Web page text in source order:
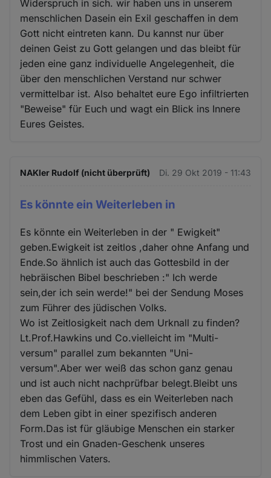
Widerspruch in sich. wir haben uns in unserem
menschlichen Dasein ein Exil geschaffen in dem
Gott nicht eintreten kann. Du kannst nur über
deinen Geist zu Gott gelangen und das bleibt für
jeden eine ganz individuelle Angelegenheit, die
über den menschlichen Verstand nur schwer
vermittelbar ist. Also behaltet eure Ego infiltrierten
"Beweise" für Euch und wagt ein Blick ins Innere
Eures Geistes.
NAKler Rudolf (nicht überprüft) Di. 29 Okt 2019 - 11:43
Es könnte ein Weiterleben in
Es könnte ein Weiterleben in der " Ewigkeit"
geben.Ewigkeit ist zeitlos ,daher ohne Anfang und
Ende.So ähnlich ist auch das Gottesbild in der
hebräischen Bibel beschrieben :" Ich werde
sein,der ich sein werde!" bei der Sendung Moses
zum Führer des jüdischen Volks.
Wo ist Zeitlosigkeit nach dem Urknall zu finden?
Lt.Prof.Hawkins und Co.vielleicht im "Multi-
versum" parallel zum bekannten "Uni-
versum".Aber wer weiß das schon ganz genau
und ist auch nicht nachprüfbar belegt.Bleibt uns
eben das Gefühl, dass es ein Weiterleben nach
dem Leben gibt in einer spezifisch anderen
Form.Das ist für gläubige Menschen ein starker
Trost und ein Gnaden-Geschenk unseres
himmlischen Vaters.